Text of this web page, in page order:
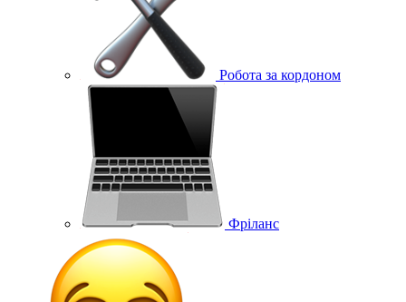
Робота за кордоном
Фріланс